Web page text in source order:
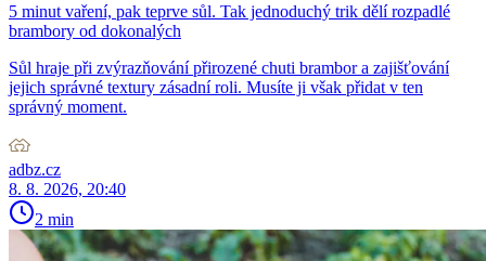
5 minut vaření, pak teprve sůl. Tak jednoduchý trik dělí rozpadlé
brambory od dokonalých
Sůl hraje při zvýrazňování přirozené chuti brambor a zajišťování
jejich správné textury zásadní roli. Musíte ji však přidat v ten
správný moment.
adbz.cz
8. 8. 2026, 20:40
2 min